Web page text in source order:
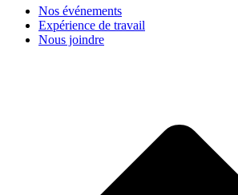
Nos événements
Expérience de travail
Nous joindre